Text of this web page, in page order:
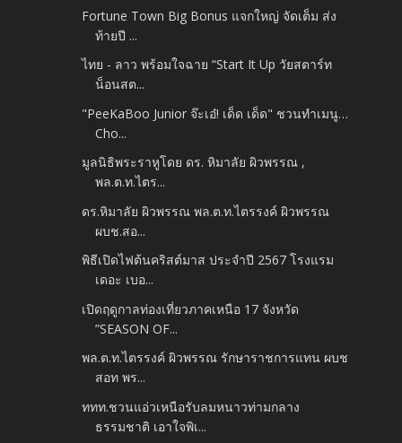
Fortune Town Big Bonus แจกใหญ่ จัดเต็ม ส่ง
ท้ายปี ...
ไทย - ลาว พร้อมใจฉาย “Start It Up วัยสตาร์ท
น็อนสต...
"PeeKaBoo Junior จ๊ะเอ๋! เด็ด เด็ด" ชวนทำเมนู…
Cho...
มูลนิธิพระราหูโดย ดร. หิมาลัย ผิวพรรณ ,
พล.ต.ท.ไตร...
ดร.หิมาลัย ผิวพรรณ พล.ต.ท.ไตรรงค์ ผิวพรรณ
ผบช.สอ...
พิธีเปิดไฟต้นคริสต์มาส ประจำปี 2567 โรงแรม
เดอะ เบอ...
เปิดฤดูกาลท่องเที่ยวภาคเหนือ 17 จังหวัด
”SEASON OF...
พล.ต.ท.ไตรรงค์ ผิวพรรณ รักษาราชการแทน ผบช
สอท พร...
ททท.ชวนแอ่วเหนือรับลมหนาวท่ามกลาง
ธรรมชาติ เอาใจพิเ...